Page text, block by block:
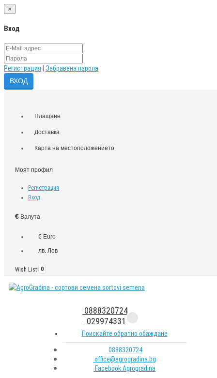
×
Вход
Регистрация Забравена парола
Плащане
Доставка
Карта на местоположението
Моят профил
Регистрация
Вход
€ Валута
€ Euro
лв. Лев
Wish List 0
0888320724
029974331
Поискайте обратно обаждане
0888320724
office@agrogradina.bg
Facebook Agrogradina